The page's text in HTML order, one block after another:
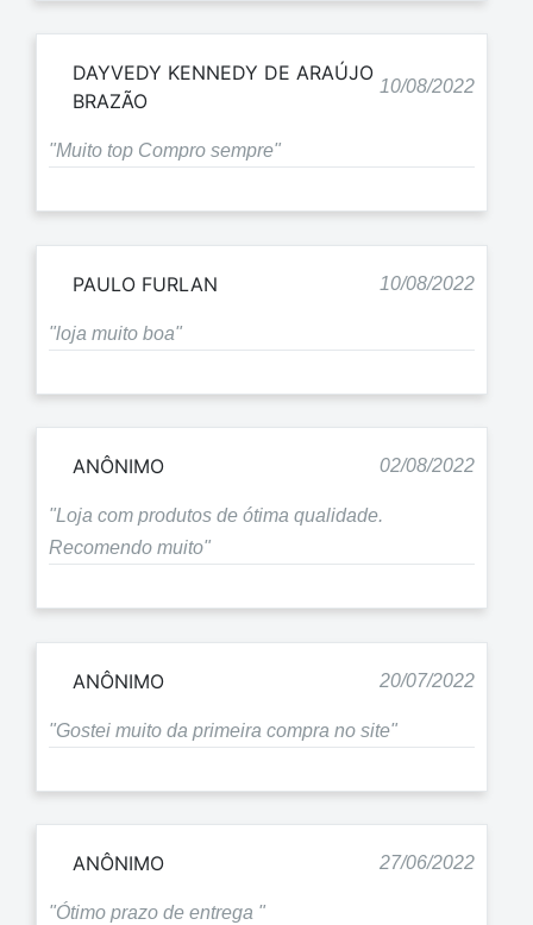
DAYVEDY KENNEDY DE ARAÚJO
BRAZÃO
10/08/2022
"Muito top Compro sempre"
PAULO FURLAN 10/08/2022
"loja muito boa"
ANÔNIMO 02/08/2022
"Loja com produtos de ótima qualidade.
Recomendo muito"
ANÔNIMO 20/07/2022
"Gostei muito da primeira compra no site"
ANÔNIMO 27/06/2022
"Ótimo prazo de entrega "